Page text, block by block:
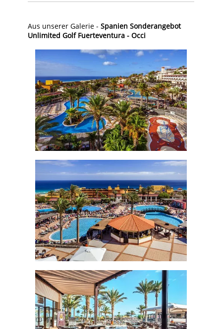
Aus unserer Galerie - Spanien Sonderangebot
Unlimited Golf Fuerteventura - Occi